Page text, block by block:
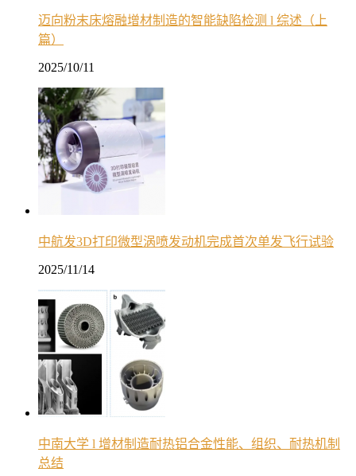
迈向粉末床熔融增材制造的智能缺陷检测 l 综述（上
篇）
2025/10/11
中航发3D打印微型涡喷发动机完成首次单发飞行试验
2025/11/14
中南大学 l 增材制造耐热铝合金性能、组织、耐热机制
总结